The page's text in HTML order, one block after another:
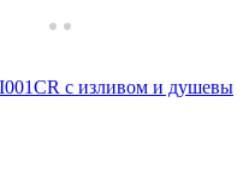
с изливом и